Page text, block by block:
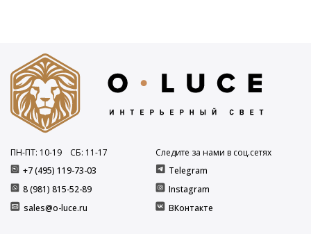
+7 (495) 119-73-03
8 (981) 815-52-89
ПН-ПТ: 10-19 СБ: 11-17
sales@o-luce.ru
Следите за нами в соц.сетях
Telegram
Instagram
ВКонтакте